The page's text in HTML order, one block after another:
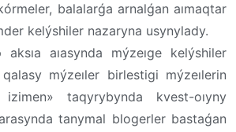
balalarǵa arnalǵan aımaqtar
kelýshiler nazaryna usynylady.
aıasynda mýzeıge kelýshiler
mýzeıler birlestigi mýzeılerin
izimen» taqyrybynda kvest-oıyny
tanymal blogerler bastaǵan